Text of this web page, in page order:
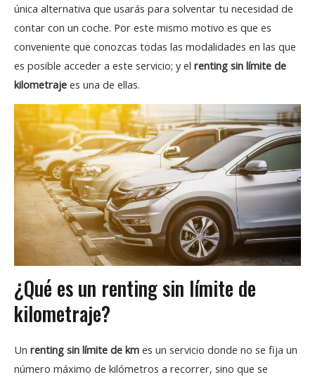
única alternativa que usarás para solventar tu necesidad de
contar con un coche. Por este mismo motivo es que es
conveniente que conozcas todas las modalidades en las que
es posible acceder a este servicio; y el renting sin límite de
kilometraje es una de ellas.
¿Qué es un renting sin límite de
kilometraje?
Un renting sin límite de km es un servicio donde no se fija un
número máximo de kilómetros a recorrer, sino que se